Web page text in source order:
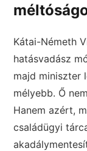
Kátai-Németh
hatásvadász
majd miniszter
mélyebb. Ő
Hanem azért,
családügyi